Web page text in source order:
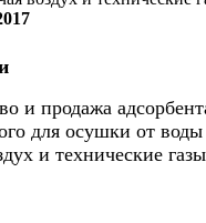
и продажа
для осушки от воды
и технические